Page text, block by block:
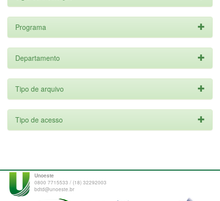
Programa
Departamento
Tipo de arquivo
Tipo de acesso
Unoeste
0800 7715533 / (18) 32292003
bdtd@unoeste.br